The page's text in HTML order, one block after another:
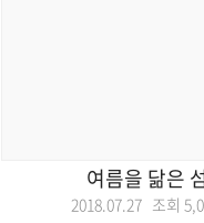
여름을 닮은
2018.07.27 조회